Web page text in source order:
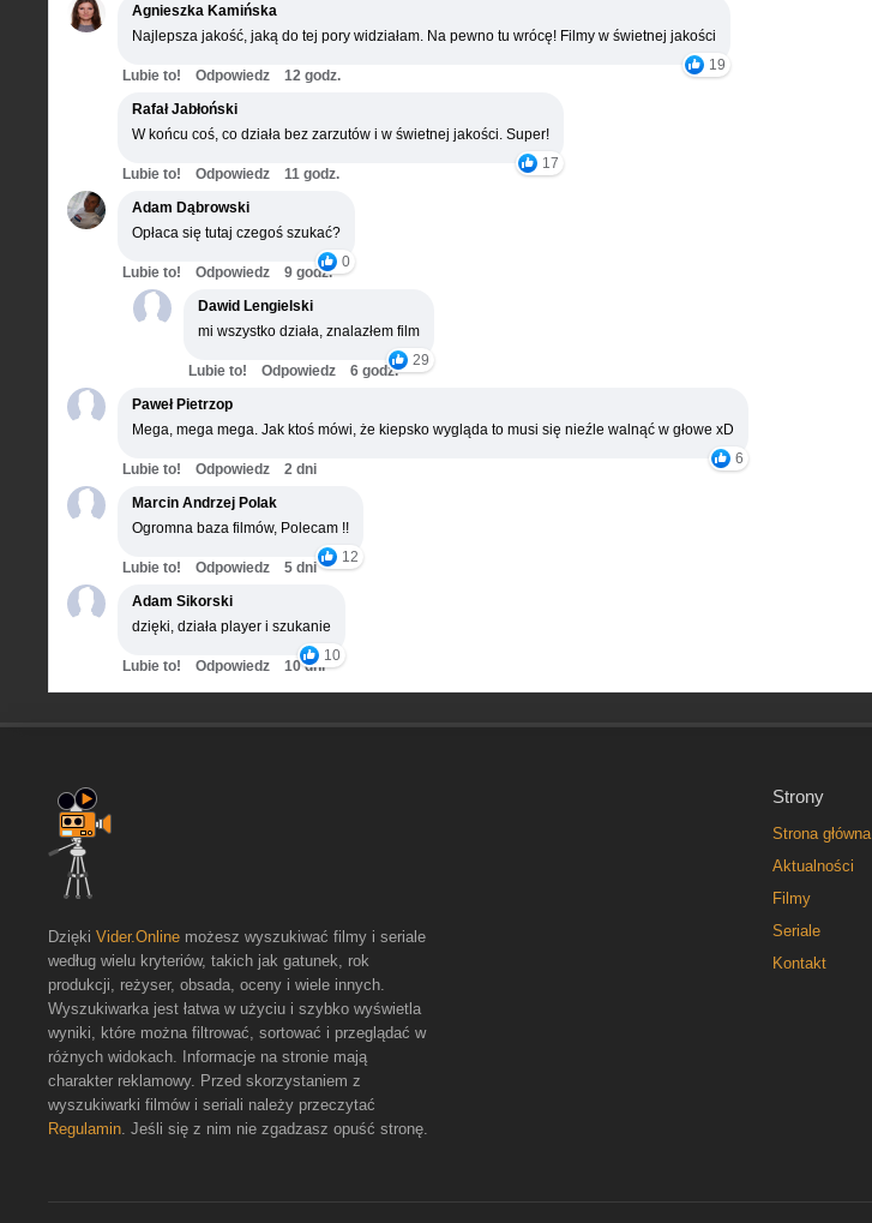
Agnieszka Kamińska
Najlepsza jakość, jaką do tej pory widziałam. Na pewno tu wrócę! Filmy w świetnej jakości
19
Lubie to! Odpowiedz
12 godz.
Rafał Jabłoński
W końcu coś, co działa bez zarzutów i w świetnej jakości. Super!
17
Lubie to! Odpowiedz
11 godz.
Adam Dąbrowski
Opłaca się tutaj czegoś szukać?
0
Lubie to! Odpowiedz
9 godz.
Dawid Lengielski
mi wszystko działa, znalazłem film
29
Lubie to! Odpowiedz
6 godz.
Paweł Pietrzop
Mega, mega mega. Jak ktoś mówi, że kiepsko wygląda to musi się nieźle walnąć w głowe xD
6
Lubie to! Odpowiedz
2 dni
Marcin Andrzej Polak
Ogromna baza filmów, Polecam !!
12
Lubie to! Odpowiedz
5 dni
Adam Sikorski
dzięki, działa player i szukanie
10
Lubie to! Odpowiedz 10 dni
Strony
Strona główna
Aktualności
Filmy
Seriale
Kontakt
Dzięki Vider.Online możesz wyszukiwać filmy i seriale
według wielu kryteriów, takich jak gatunek, rok
produkcji, reżyser, obsada, oceny i wiele innych.
Wyszukiwarka jest łatwa w użyciu i szybko wyświetla
wyniki, które można filtrować, sortować i przeglądać w
różnych widokach. Informacje na stronie mają
charakter reklamowy. Przed skorzystaniem z
wyszukiwarki filmów i seriali należy przeczytać
Regulamin . Jeśli się z nim nie zgadzasz opuść stronę.